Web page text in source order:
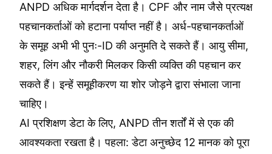
ANPD अधिक मार्गदर्शन देता है। CPF और नाम जैसे प्रत्यक्ष
पहचानकर्ताओं को हटाना पर्याप्त नहीं है। अर्ध-पहचानकर्ताओं
के समूह अभी भी पुनः-ID की अनुमति दे सकते हैं। आयु सीमा,
शहर, लिंग और नौकरी मिलकर किसी व्यक्ति की पहचान कर
सकते हैं। इन्हें समूहीकरण या शोर जोड़ने द्वारा संभाला जाना
चाहिए।
AI प्रशिक्षण डेटा के लिए, ANPD तीन शर्तों में से एक की
आवश्यकता रखता है। पहला: डेटा अनुच्छेद 12 मानक को पूरा